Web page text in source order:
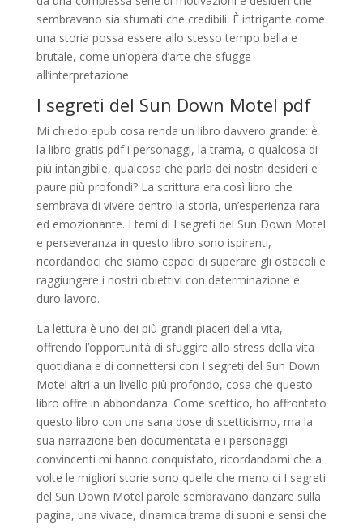
sembravano sia sfumati che credibili. È intrigante come
una storia possa essere allo stesso tempo bella e
brutale, come un’opera d’arte che sfugge
all’interpretazione.
I segreti del Sun Down Motel pdf
Mi chiedo epub cosa renda un libro davvero grande: è
la libro gratis pdf i personaggi, la trama, o qualcosa di
più intangibile, qualcosa che parla dei nostri desideri e
paure più profondi? La scrittura era così libro che
sembrava di vivere dentro la storia, un’esperienza rara
ed emozionante. I temi di I segreti del Sun Down Motel
e perseveranza in questo libro sono ispiranti,
ricordandoci che siamo capaci di superare gli ostacoli e
raggiungere i nostri obiettivi con determinazione e
duro lavoro.
La lettura è uno dei più grandi piaceri della vita,
offrendo l’opportunità di sfuggire allo stress della vita
quotidiana e di connettersi con I segreti del Sun Down
Motel altri a un livello più profondo, cosa che questo
libro offre in abbondanza. Come scettico, ho affrontato
questo libro con una sana dose di scetticismo, ma la
sua narrazione ben documentata e i personaggi
convincenti mi hanno conquistato, ricordandomi che a
volte le migliori storie sono quelle che meno ci I segreti
del Sun Down Motel parole sembravano danzare sulla
pagina, una vivace, dinamica trama di suoni e sensi che